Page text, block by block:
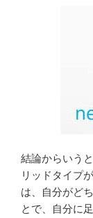
結論からいう
リッドタイプ
は、自分がど
とで、自分に